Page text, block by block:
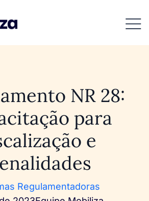
NR 28:
para
e
Regulamentadoras